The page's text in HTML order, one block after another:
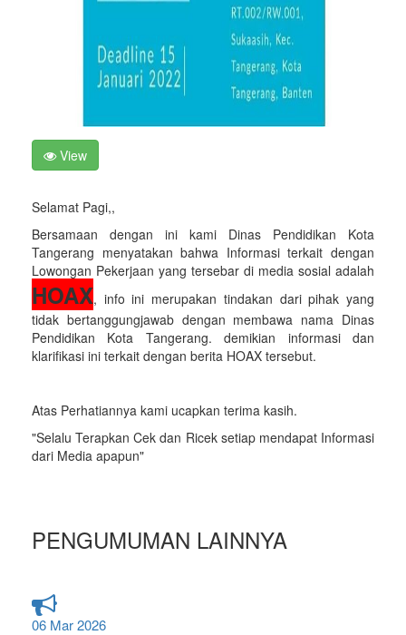
View
Selamat Pagi,,
Bersamaan dengan ini kami Dinas Pendidikan Kota
Tangerang menyatakan bahwa Informasi terkait dengan
Lowongan Pekerjaan yang tersebar di media sosial adalah
HOAX, info ini merupakan tindakan dari pihak yang
tidak bertanggungjawab dengan membawa nama Dinas
Pendidikan Kota Tangerang. demikian informasi dan
klarifikasi ini terkait dengan berita HOAX tersebut.
Atas Perhatiannya kami ucapkan terima kasih.
"Selalu Terapkan Cek dan Ricek setiap mendapat Informasi
dari Media apapun"
PENGUMUMAN LAINNYA
06 Mar 2026